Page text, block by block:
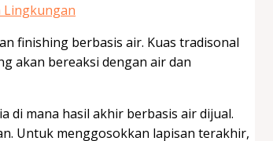
Lingkungan
finishing berbasis air. Kuas tradisonal
akan bereaksi dengan air dan
di mana hasil akhir berbasis air dijual.
Untuk menggosokkan lapisan terakhir,